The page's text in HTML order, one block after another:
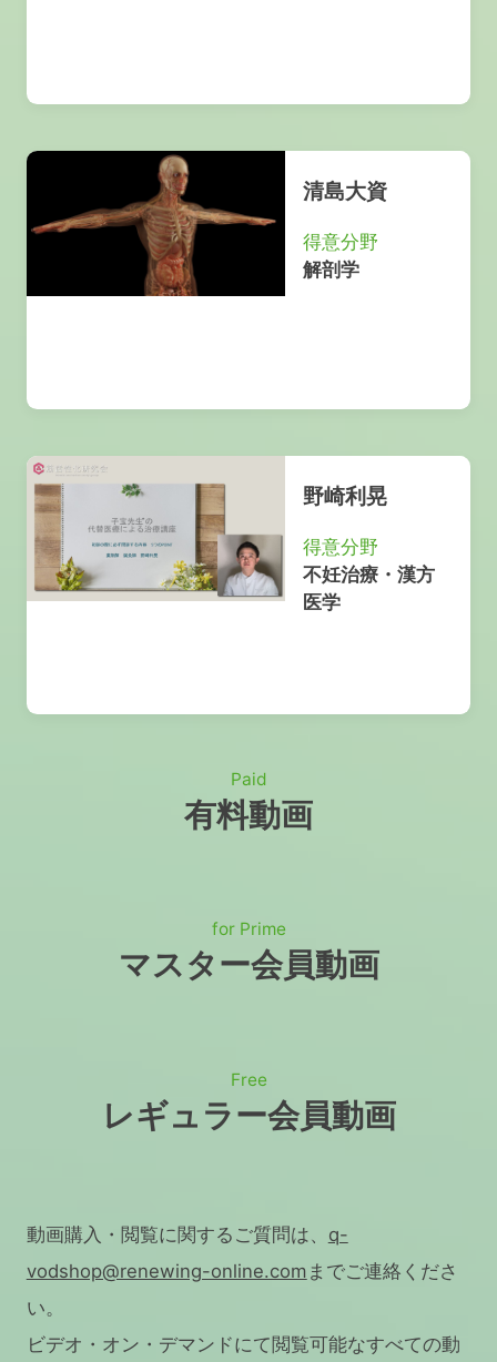
清島大資
得意分野
解剖学
野崎利晃
得意分野
不妊治療・漢方
医学
Paid
有料動画
for Prime
マスター会員動画
Free
レギュラー会員動画
動画購入・閲覧に関するご質問は、 q-
vodshop@renewing-online.com までご連絡くださ
い。
ビデオ・オン・デマンドにて閲覧可能なすべての動